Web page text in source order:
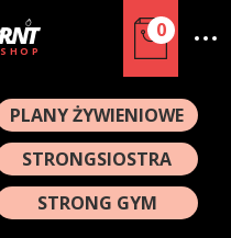
SHOP
0
PLANY ŻYWIENIOWE
STRONGSIOSTRA
STRONG GYM